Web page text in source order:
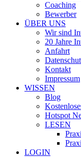
Coaching
Bewerber
ÜBER UNS
Wir sind
20 Jahre
Anfahrt
Kontakt
Impressum
WISSEN
Blog
Hotspot
LESEN
LOGIN